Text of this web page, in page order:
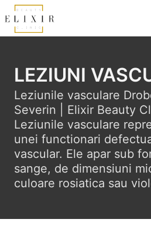
LEZIUNI
Leziunile vasculare
Severin | Elixir Beauty
Leziunile vasculare
unei functionari
vascular. Ele apar sub
sange, de dimensiuni
culoare rosiatica sau